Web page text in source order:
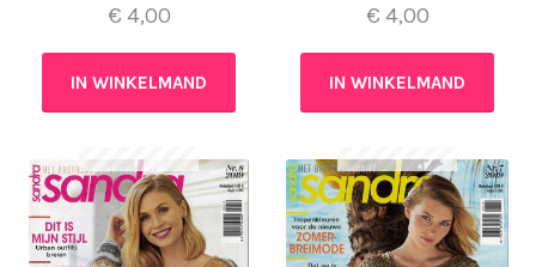
€ 4,00
IN WINKELMAND
€ 4,00
IN WINKELMAND